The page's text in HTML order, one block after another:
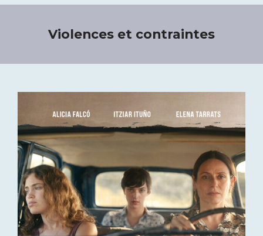
Violences et contraintes